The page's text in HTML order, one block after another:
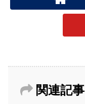
関連記事